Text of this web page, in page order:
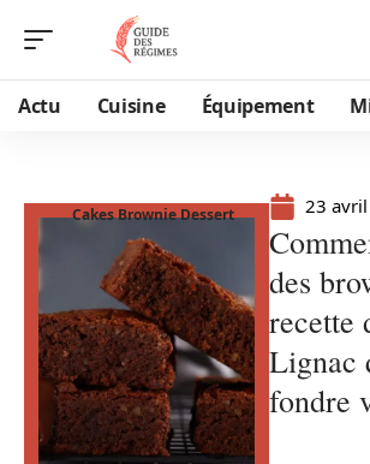
Actu Cuisine Équipement
Cakes Brownie Dessert 23
des
recette
Lignac
fondre